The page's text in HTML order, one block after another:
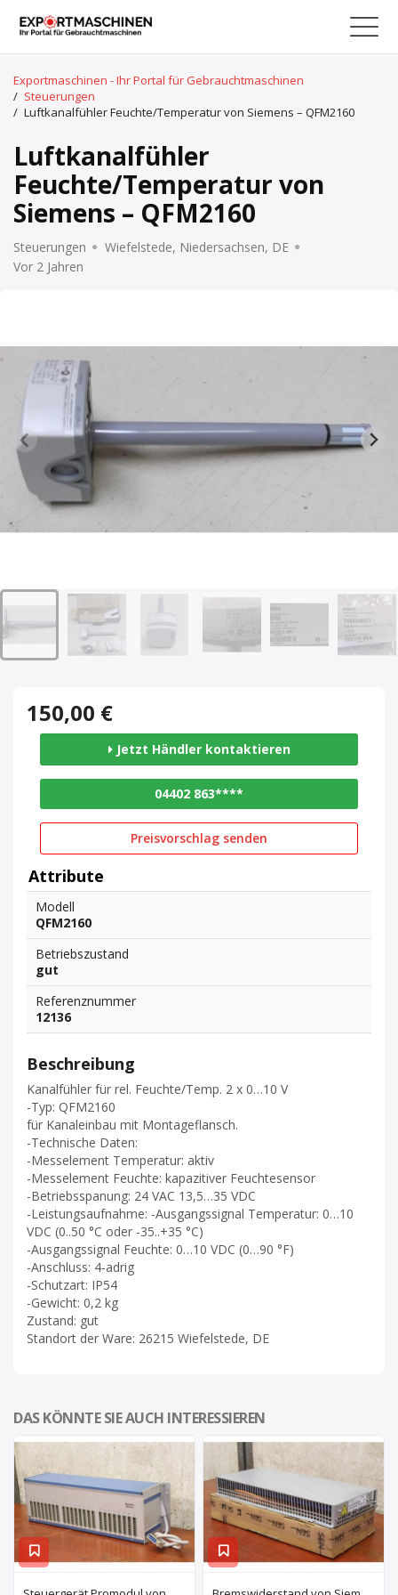
Exportmaschinen - Ihr Portal für Gebrauchtmaschinen
/ Steuerungen
/ Luftkanalfühler Feuchte/Temperatur von Siemens – QFM2160
Luftkanalfühler
Feuchte/Temperatur von
Siemens – QFM2160
Steuerungen
Wiefelstede, Niedersachsen, DE
Vor 2 Jahren
150,00 €
Jetzt Händler kontaktieren
04402 863****
Preisvorschlag senden
Attribute
Modell
QFM2160
Betriebszustand
gut
Referenznummer
12136
Beschreibung
Kanalfühler für rel. Feuchte/Temp. 2 x 0…10 V
-Typ: QFM2160
für Kanaleinbau mit Montageflansch.
-Technische Daten:
-Messelement Temperatur: aktiv
-Messelement Feuchte: kapazitiver Feuchtesensor
-Betriebsspanung: 24 VAC 13,5…35 VDC
-Leistungsaufnahme: -Ausgangssignal Temperatur: 0…10
VDC (0..50 °C oder -35..+35 °C)
-Ausgangssignal Feuchte: 0…10 VDC (0…90 °F)
-Anschluss: 4-adrig
-Schutzart: IP54
-Gewicht: 0,2 kg
Zustand: gut
Standort der Ware: 26215 Wiefelstede, DE
DAS KÖNNTE SIE AUCH INTERESSIEREN